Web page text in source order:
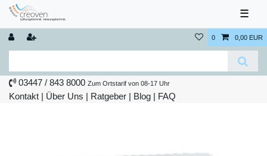
☰
0 0,00 EUR
03447 / 843 8000 Zum Ortstarif von 08-17 Uhr
Kontakt | Über Uns | Ratgeber | Blog | FAQ